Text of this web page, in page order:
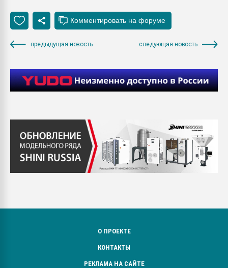
предыдущая новость следующая новость
О ПРОЕКТЕ
КОНТАКТЫ
РЕКЛАМА НА САЙТЕ